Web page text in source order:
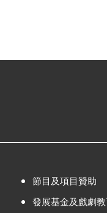
節目及項目贊助
發展基金及戲劇